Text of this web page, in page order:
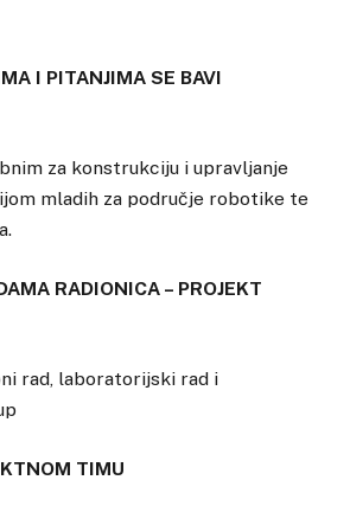
I PITANJIMA SE BAVI
za konstrukciju i upravljanje
mladih za područje robotike te
RADIONICA – PROJEKT
rad, laboratorijski rad i
TIMU